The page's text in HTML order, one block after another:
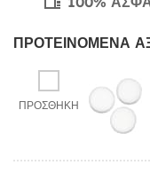
ΠΡΟΤΕΙΝΌΜΕΝΑ
ΠΡΟΣΘΉΚΗ